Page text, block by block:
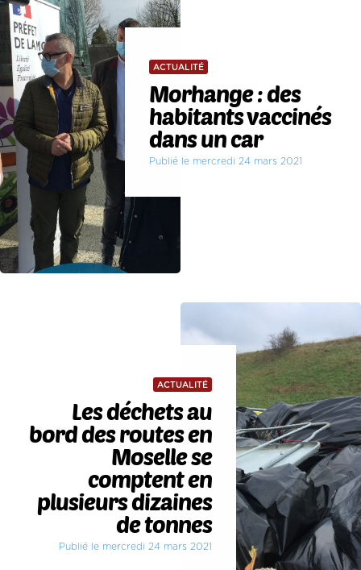
ACTUALITÉ
Morhange : des
habitants vaccinés
dans un car
Publié le mercredi 24 mars 2021
ACTUALITÉ
Les déchets au
bord des routes en
Moselle se
comptent en
plusieurs dizaines
de tonnes
Publié le mercredi 24 mars 2021